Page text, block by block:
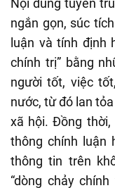
Nội dung tuyên
ngắn gọn, súc
luận và tính định
chính trị” bằng
người tốt, việc
nước, từ đó lan
xã hội. Đồng
thông chính luận
thông tin trên
“dòng chảy